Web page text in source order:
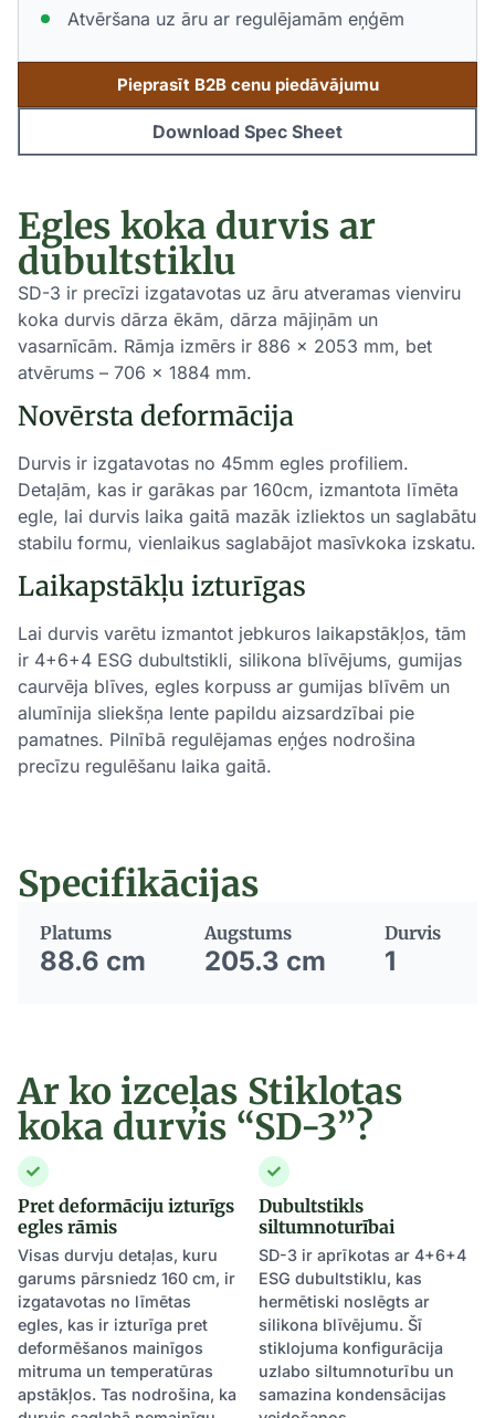
Atvēršana uz āru ar regulējamām eņģēm
Pieprasīt B2B cenu piedāvājumu
Download Spec Sheet
Egles koka durvis ar
dubultstiklu
SD-3 ir precīzi izgatavotas uz āru atveramas vienviru
koka durvis dārza ēkām, dārza mājiņām un
vasarnīcām. Rāmja izmērs ir 886 x 2053 mm, bet
atvērums – 706 x 1884 mm.
Novērsta deformācija
Durvis ir izgatavotas no 45mm egles profiliem.
Detaļām, kas ir garākas par 160cm, izmantota līmēta
egle, lai durvis laika gaitā mazāk izliektos un saglabātu
stabilu formu, vienlaikus saglabājot masīvkoka izskatu.
Laikapstākļu izturīgas
Lai durvis varētu izmantot jebkuros laikapstākļos, tām
ir 4+6+4 ESG dubultstikli, silikona blīvējums, gumijas
caurvēja blīves, egles korpuss ar gumijas blīvēm un
alumīnija sliekšņa lente papildu aizsardzībai pie
pamatnes. Pilnībā regulējamas eņģes nodrošina
precīzu regulēšanu laika gaitā.
Specifikācijas
Platums
88.6 cm
Augstums
205.3 cm
Durvis
1
Ar ko izceļas Stiklotas
koka durvis “SD-3”?
Pret deformāciju izturīgs
egles rāmis
Visas durvju detaļas, kuru
garums pārsniedz 160 cm, ir
izgatavotas no līmētas
egles, kas ir izturīga pret
deformēšanos mainīgos
mitruma un temperatūras
apstākļos. Tas nodrošina, ka
Dubultstikls
siltumnoturībai
SD-3 ir aprīkotas ar 4+6+4
ESG dubultstiklu, kas
hermētiski noslēgts ar
silikona blīvējumu. Šī
stiklojuma konfigurācija
uzlabo siltumnoturību un
samazina kondensācijas